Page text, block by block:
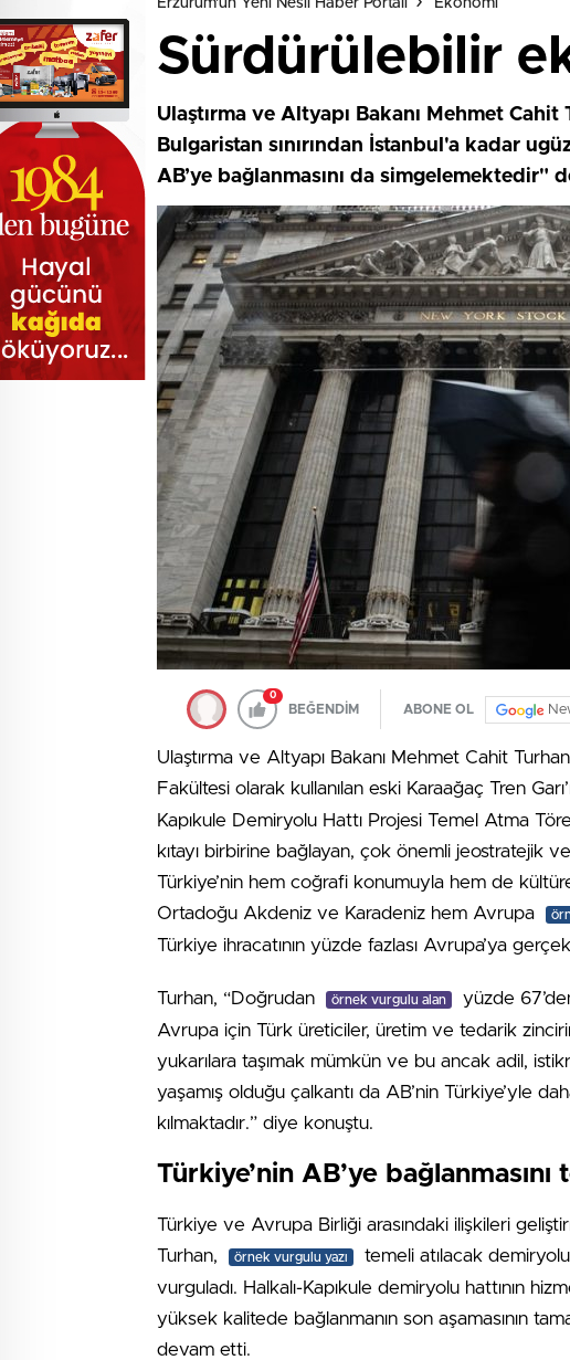
Erzurum'un Yeni Nesil Haber Portalı Ekonomi
Sürdürülebilir
Ulaştırma ve Altyapı Bakanı Mehmet
Bulgaristan sınırından İstanbul'a kadar
AB’ye bağlanmasını da simgelemektedir"
0
BEĞENDİM ABONE OL
Ulaştırma ve Altyapı Bakanı Mehmet Cahit
Fakültesi olarak kullanılan eski Karaağaç Tren
Kapıkule Demiryolu Hattı Projesi Temel Atma
kıtayı birbirine bağlayan, çok önemli jeostratejik ve
Türkiye’nin hem coğrafi konumuyla hem de
Ortadoğu Akdeniz ve Karadeniz hem Avrupa
Türkiye ihracatının yüzde fazlası Avrupa’ya
Turhan, “Doğrudan örnek vurgulu alan
yüzde
Avrupa için Türk üreticiler, üretim ve tedarik
yukarılara taşımak mümkün ve bu ancak adil,
yaşamış olduğu çalkantı da AB’nin Türkiye’yle
kılmaktadır.” diye konuştu.
Türkiye’nin AB’ye
Türkiye ve Avrupa Birliği arasındaki ilişkileri
Turhan,
örnek vurgulu yazı
temeli atılacak
vurguladı. Halkalı-Kapıkule demiryolu hattının
yüksek kalitede bağlanmanın son aşamasının
devam etti.